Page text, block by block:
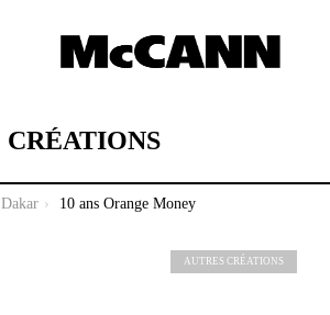
CRÉATIONS
Dakar 10 ans Orange Money
AUTRES CRÉATIONS